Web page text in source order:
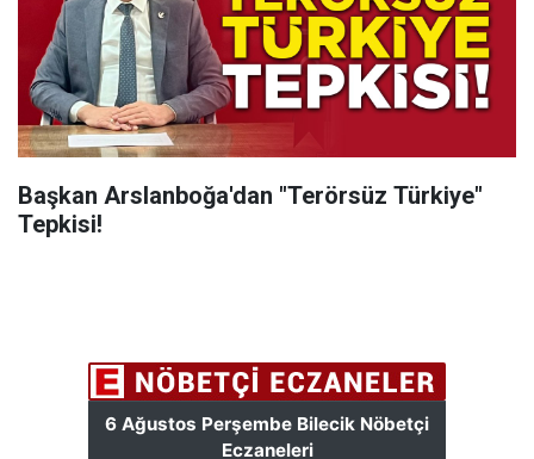
Başkan Arslanboğa'dan "Terörsüz Türkiye"
Tepkisi!